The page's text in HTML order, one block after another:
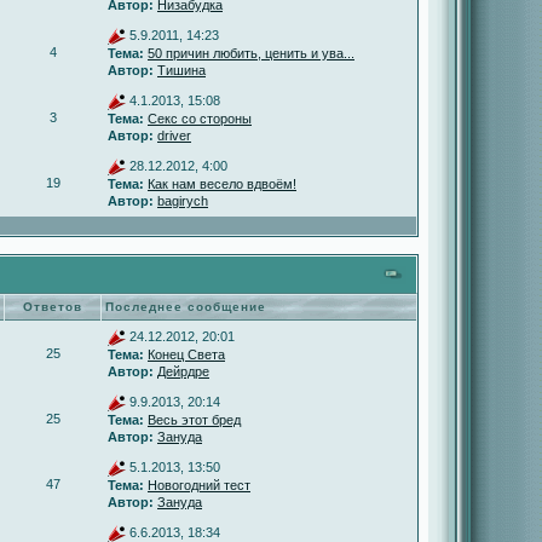
Автор: Низабудка
4
5.9.2011, 14:23
Тема: 50 причин любить, ценить и ува...
Автор: Тишина
3
4.1.2013, 15:08
Тема: Секс со стороны
Автор: driver
19
28.12.2012, 4:00
Тема: Как нам весело вдвоём!
Автор: bagirych
Ответов Последнее сообщение
25
24.12.2012, 20:01
Тема: Конец Света
Автор: Дейрдре
25
9.9.2013, 20:14
Тема: Весь этот бред
Автор: Зануда
47
5.1.2013, 13:50
Тема: Новогодний тест
Автор: Зануда
6.6.2013, 18:34